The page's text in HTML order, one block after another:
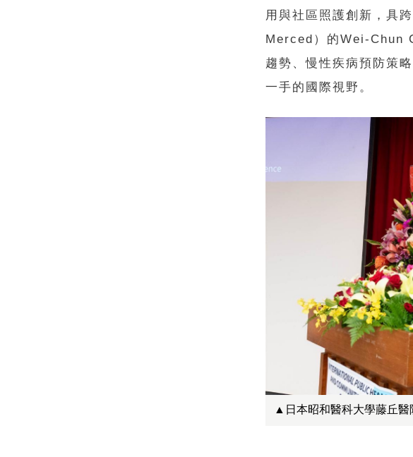
用與社區照護創新，具
Merced）的Wei-Chun
趨勢、慢性疾病預防策
一手的國際視野。
▲日本昭和醫科大學藤丘醫